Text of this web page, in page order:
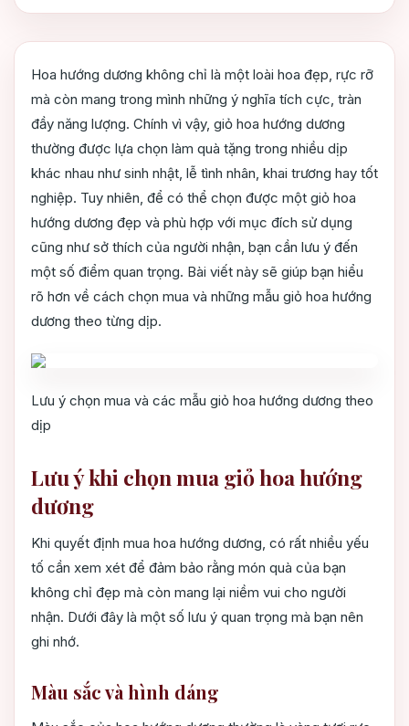
Hoa hướng dương không chỉ là một loài hoa đẹp, rực rỡ
mà còn mang trong mình những ý nghĩa tích cực, tràn
đầy năng lượng. Chính vì vậy, giỏ hoa hướng dương
thường được lựa chọn làm quà tặng trong nhiều dịp
khác nhau như sinh nhật, lễ tình nhân, khai trương hay tốt
nghiệp. Tuy nhiên, để có thể chọn được một giỏ hoa
hướng dương đẹp và phù hợp với mục đích sử dụng
cũng như sở thích của người nhận, bạn cần lưu ý đến
một số điểm quan trọng. Bài viết này sẽ giúp bạn hiểu
rõ hơn về cách chọn mua và những mẫu giỏ hoa hướng
dương theo từng dịp.
Lưu ý chọn mua và các mẫu giỏ hoa hướng dương theo
dịp
Lưu ý khi chọn mua giỏ hoa hướng
dương
Khi quyết định mua hoa hướng dương, có rất nhiều yếu
tố cần xem xét để đảm bảo rằng món quà của bạn
không chỉ đẹp mà còn mang lại niềm vui cho người
nhận. Dưới đây là một số lưu ý quan trọng mà bạn nên
ghi nhớ.
Màu sắc và hình dáng